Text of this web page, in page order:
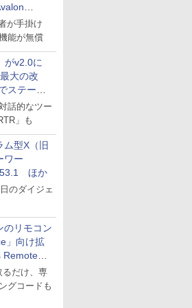
が手掛け
能が無償
がv2.0に
大の改
ステート
話的なツー
」も
ム型X（旧
ワー
ほか
のダイジェ
のリモコン
」向け拡
」
るだけ、専
グコードも